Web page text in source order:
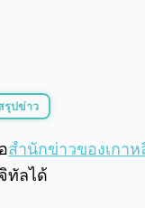
รุปข่าว
สำนักข่าวของเกาห
ทัลได้